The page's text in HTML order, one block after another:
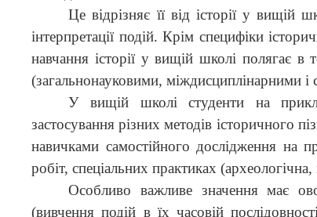
Це відрізняє її від історії у вищій
інтерпретації подій. Крім специфіки
навчання історії у вищій школі полягає
(загальнонауковими, міждисциплінарними і
У вищій школі студенти на
застосування різних методів історичного
навичками самостійного дослідження на
робіт, спеціальних практиках
Особливо важливе значення має
(вивчення подій в їх часовій